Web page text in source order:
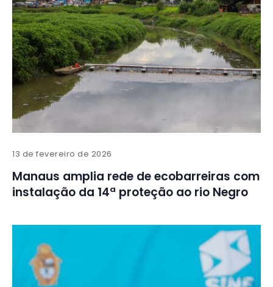
13 de fevereiro de 2026
Manaus amplia rede de ecobarreiras com
instalação da 14ª proteção ao rio Negro